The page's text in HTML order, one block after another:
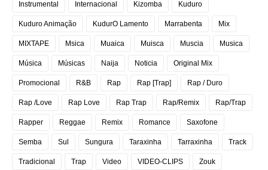
Instrumental Internacional Kizomba Kuduro
Kuduro Animação KudurO Lamento Marrabenta Mix
MIXTAPE Msica Muaica Muisca Muscia Musica
Música Músicas Naija Noticia Original Mix
Promocional R&B Rap Rap [Trap] Rap / Duro
Rap /Love Rap Love Rap Trap Rap/Remix Rap/Trap
Rapper Reggae Remix Romance Saxofone
Semba Sul Sungura Taraxinha Tarraxinha Track
Tradicional Trap Video VIDEO-CLIPS Zouk